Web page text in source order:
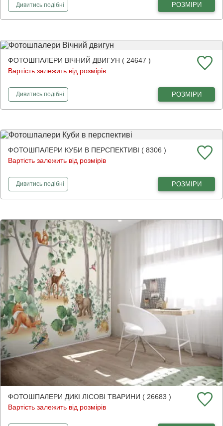
Дивитисьфотошпалери
подібні РОЗМІРИ
ФОТОШПАЛЕРИ ВІЧНИЙ ДВИГУН ( 24647 )
Вартість залежить від розмірів
Дивитисьфотошпалери
подібні РОЗМІРИ
ФОТОШПАЛЕРИ КУБИ В ПЕРСПЕКТИВІ ( 8306 )
Вартість залежить від розмірів
Дивитисьфотошпалери
подібні РОЗМІРИ
ФОТОШПАЛЕРИ ДИКІ ЛІСОВІ ТВАРИНИ ( 26683 )
Вартість залежить від розмірів